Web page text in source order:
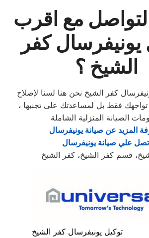
مع اقرب
يونيفرسال كفر
الشيخ ؟
كفر الشيخ نحن هنا لسنا لإصلاح
تواجهك فقط بل لمساعدتك على تجنبها ،
الصيانة المنزلية الشاملة
المزيد عن صيانة يونيفرسال
علي صيانة يونيفرسال
قسم كفر الشيخ، كفر الشيخ
توكيل يونيفرسال كفر الشيخ